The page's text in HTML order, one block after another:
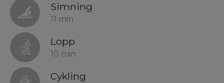
Simning
11 min
Lopp
10 min
Cykling